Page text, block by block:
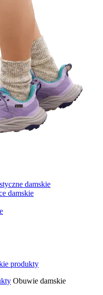
damskie
damskie
Obuwie damskie